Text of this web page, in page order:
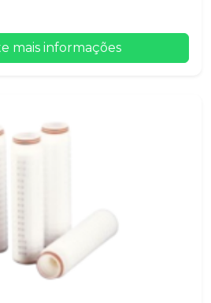
mais informações